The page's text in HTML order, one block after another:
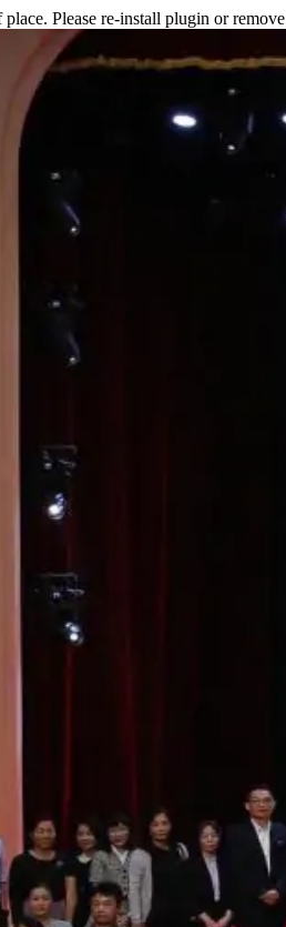
Please re-install plugin or remove